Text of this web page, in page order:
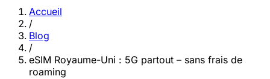
Accueil
/
Blog
/
eSIM Royaume-Uni : 5G partout – sans frais de
roaming